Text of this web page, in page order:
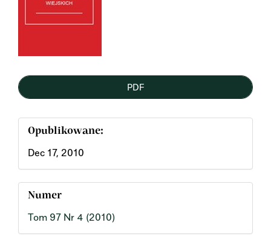
PDF
Opublikowane:
Dec 17, 2010
Numer
Tom 97 Nr 4 (2010)